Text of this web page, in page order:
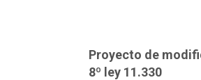
Proyecto de
8º ley 11.330